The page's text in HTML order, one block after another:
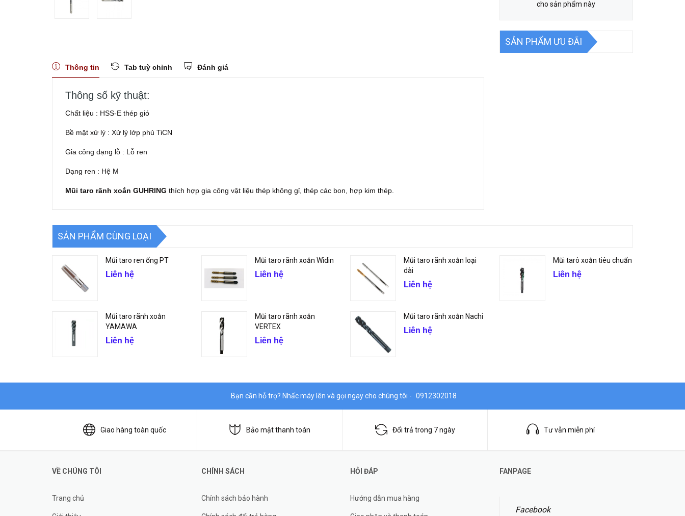
Thông tin Tab tuỳ chỉnh Đánh giá
Thông số kỹ thuật:
Chất liệu : HSS-E thép gió
Bề mặt xử lý : Xử lý lớp phủ TiCN
Gia công dạng lỗ : Lỗ ren
Dạng ren : Hệ M
Mũi taro rãnh xoắn GUHRING thích hợp gia công vật liệu thép không gỉ, thép các bon, hợp kim thép.
cho sản phẩm này
SẢN PHẨM ƯU ĐÃI
SẢN PHẨM CÙNG LOẠI
Mũi taro ren ống PT
Liên hệ
Mũi taro rãnh xoắn Widin
Liên hệ
Mũi taro rãnh xoắn loại
dài
Liên hệ
Mũi tarô xoắn tiêu chuẩn
Liên hệ
Mũi taro rãnh xoắn
YAMAWA
Liên hệ
Mũi taro rãnh xoắn
VERTEX
Liên hệ
Mũi taro rãnh xoắn Nachi
Liên hệ
Bạn cần hỗ trợ? Nhấc máy lên và gọi ngay cho chúng tôi - 0912302018
Giao hàng toàn quốc Bảo mật thanh toán Đổi trả trong 7 ngày Tư vẫn miễn phí
VỀ CHÚNG TÔI
Trang chủ
CHÍNH SÁCH
Chính sách bảo hành
HỎI ĐÁP
Hướng dẫn mua hàng
FANPAGE
Facebook